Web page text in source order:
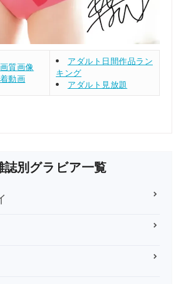
質画像
動画
アダルト日間作品ラン
キング
アダルト見放題
誌別グラビア一覧